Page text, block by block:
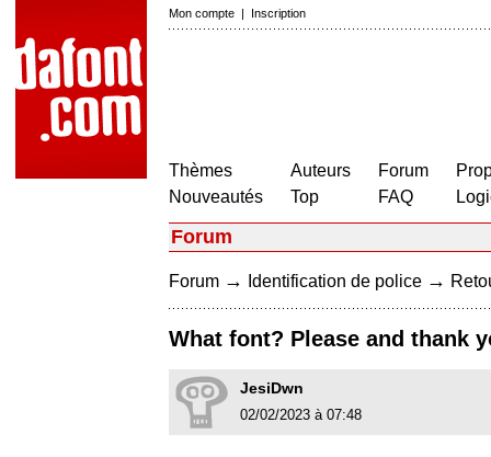
Mon compte | Inscription
Thèmes
Nouveautés
Auteurs
Top
Forum
FAQ
Forum
Forum → Identification de police →
What font? Please and thank
JesiDwn
02/02/2023 à 07:48